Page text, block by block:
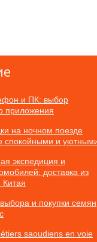
и ПК: выбор
приложения
на ночном поезде
спокойными и
экспедиция и
доставка из
и покупки семян
saoudiens en voie